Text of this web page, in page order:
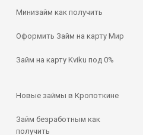
Минизайм как получить
Оформить Займ на карту Мир
Займ на карту Kviku под 0%
Новые займы в Кропоткине
Займ безработным как
получить